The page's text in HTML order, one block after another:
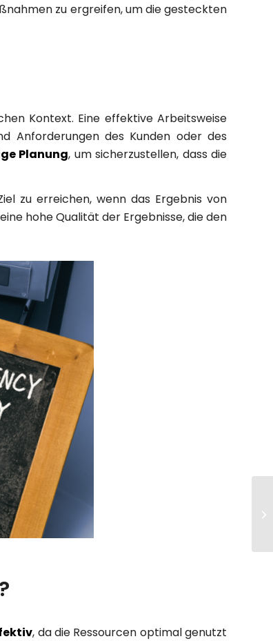
zu ergreifen, um die gesteckten
Kontext. Eine effektive Arbeitsweise
Anforderungen des Kunden oder des
Planung, um sicherzustellen, dass die
zu erreichen, wenn das Ergebnis von
hohe Qualität der Ergebnisse, die den
, da die Ressourcen optimal genutzt